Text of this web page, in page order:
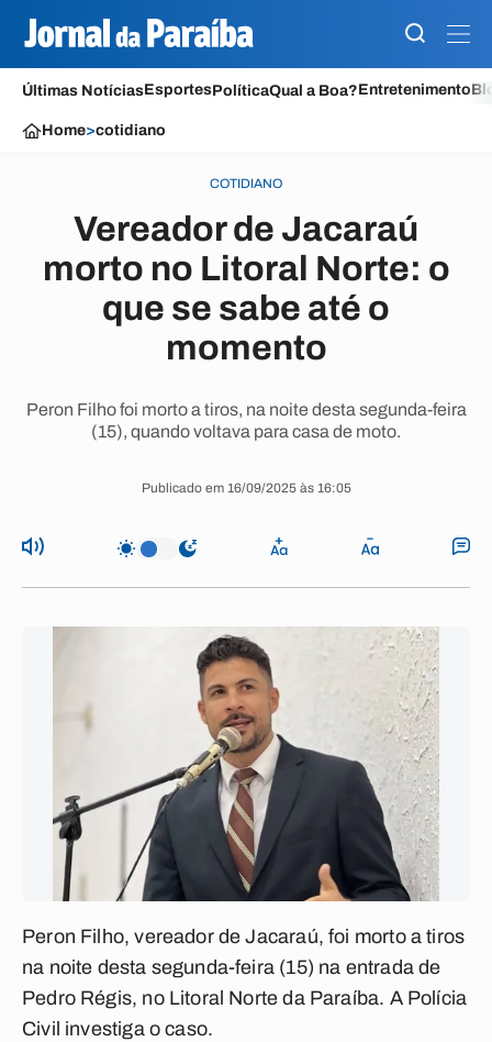
Últimas NotíciasEsportesPolíticaQual a Boa?Entretenimento
Home>cotidiano
COTIDIANO
Vereador de Jacaraú
morto no Litoral Norte: o
que se sabe até o
momento
Peron Filho foi morto a tiros, na noite desta segunda-feira
(15), quando voltava para casa de moto.
Publicado em 16/09/2025 às 16:05
Peron Filho, vereador de Jacaraú, foi morto a tiros
na noite desta segunda-feira (15) na entrada de
Pedro Régis, no Litoral Norte da Paraíba. A Polícia
Civil investiga o caso.